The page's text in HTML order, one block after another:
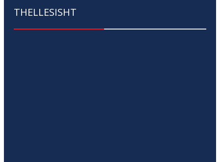
THELLESISHT